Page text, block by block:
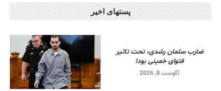
پستهای اخیر
ضارب سلمان رشدی، تحت تاثیر
فتوای خمینی بود!
آگوست 8, 2026